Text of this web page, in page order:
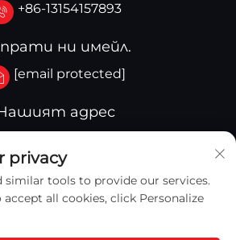
+86-13154157893
ни имейл.
[email protected]
адрес
Zone Yingkou,China
privacy
similar tools to provide our services.
all cookies, click Personalize